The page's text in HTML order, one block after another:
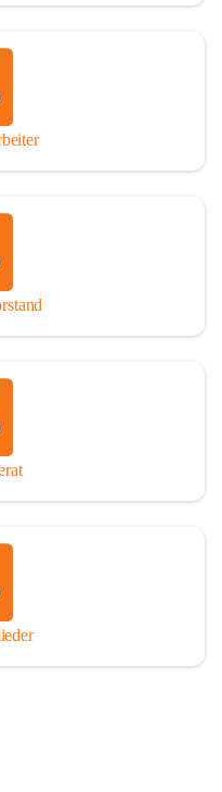
der Fußnoten verzichtet.
und notwendig erschien,
in den fließenden Text
halber ist auch von einer
Abstand genommen
vergnüglichen und
Zeitreise durch die
von der Steinzeit